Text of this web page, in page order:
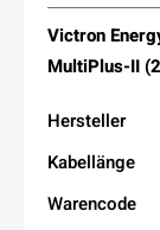
Victron
MultiPlus-II
Hersteller
Kabellänge
Warencode